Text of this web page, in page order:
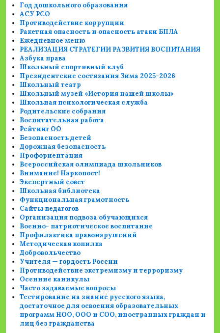
Год дошкольного образования
АСУ РСО
Противодействие коррупции
Ракетная опасность и опасность атаки БПЛА
Ежедневное меню
РЕАЛИЗАЦИЯ СТРАТЕГИИ РАЗВИТИЯ ВОСПИТАНИЯ
Азбука права
Школьный спортивный клуб
Президентские состязания Зима 2025-2026
Школьный театр
Школьный музей «История нашей школы»
Школьная психологическая служба
Родительские собрания
Воспитательная работа
Рейтинг ОО
Безопасность детей
Дорожная безопасность
Профориентация
Всероссийская олимпиада школьников
Внимание! Наркопост!
Экспертный совет
Школьная библиотека
Функциональная грамотность
Сайты педагогов
Организация подвоза обучающихся
Военно- патриотическое воспитание
Профилактика правонарушений
Методическая копилка
Добровольчество
Учителя — гордость России
Противодействие экстремизму и терроризму
Осенние каникулы
Часто задаваемые вопросы
Тестирование на знание русского языка,
достаточное для освоения образовательных
программ НОО, ООО и СОО, иностранных граждан и
лиц без гражданства